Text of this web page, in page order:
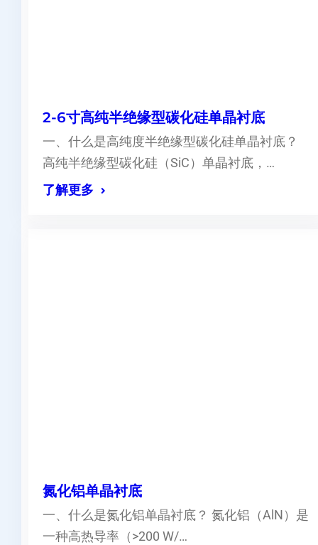
2-6寸高纯半绝缘型碳化硅单晶衬底
一、什么是高纯度半绝缘型碳化硅单晶衬底？
高纯半绝缘型碳化硅（SiC）单晶衬底，…
了解更多
氮化铝单晶衬底
一、什么是氮化铝单晶衬底？ 氮化铝（AlN）是
一种高热导率（>200 W/…